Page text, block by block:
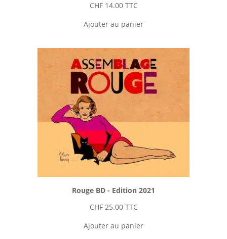
CHF14.00 TTC
Ajouter au panier
Rouge BD - Edition 2021
CHF25.00 TTC
Ajouter au panier